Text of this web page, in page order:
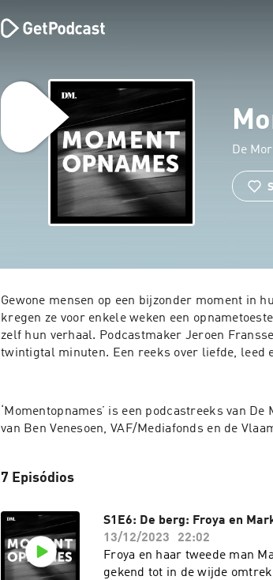
De
Gewone mensen op een bijzonder moment in
kregen ze voor enkele weken een
zelf hun verhaal. Podcastmaker Jeroen
twintigtal minuten. Een reeks over liefde, leed
‘Momentopnames’ is een podcastreeks van
van Ben Venesoen, VAF/Mediafonds en de
7 Episódios
S1E6: De berg: Froya en
13/12/2023
22:02
Froya en haar tweede man
gekend tot in de wijde